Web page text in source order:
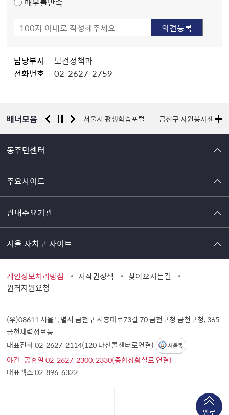
자
담당부서
보건정책과
전화번호
02-2627-2759
배너모음
유실물 통합포털 서울시 평생학습포털 금천구 자원봉사센터 국
동주민센터
주요사이트
관내주요기관
서울 자치구 사이트
개인정보처리방침 저작권정책
찾아오시는길
원격지원요청
위로
(우)08611 서울특별시 금천구 시흥대로73길 70 금천구청금천구청, 365
금천체력정보통
대표전화 02-2627-2114(120 다산콜센터로연결)
서울톡
야간·공휴일 02-2627-2300, 2330(종합상황실로 연결)
대표팩스 02-896-6322